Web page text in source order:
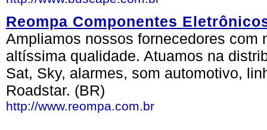
Reompa Componentes
Ampliamos nossos fornecedores com
altíssima qualidade. Atuamos na
Sat, Sky, alarmes, som automotivo,
Roadstar. (BR)
http://www.reompa.com.br